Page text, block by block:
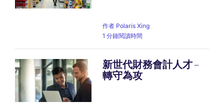
作者 Polaris Xing
1 分鐘閱讀時間
新世代財務會計人才 –
轉守為攻